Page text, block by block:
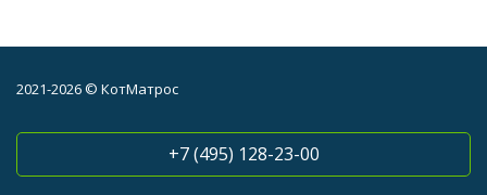
2021-2026 © КотМатрос
+7 (495) 128-23-00